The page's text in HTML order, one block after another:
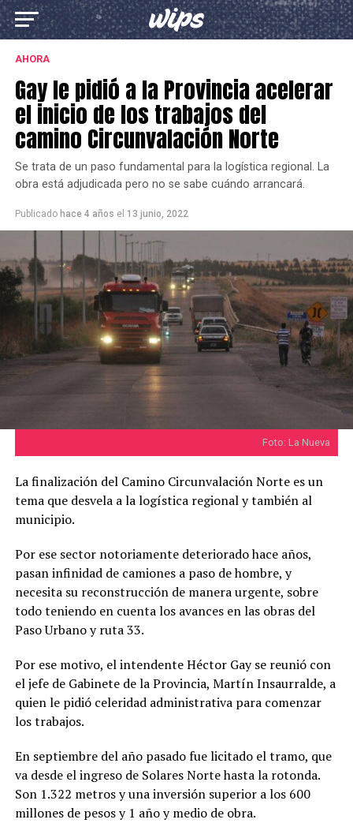
AHORA
Gay le pidió a la Provincia acelerar
el inicio de los trabajos del
camino Circunvalación Norte
Se trata de un paso fundamental para la logística regional. La
obra está adjudicada pero no se sabe cuándo arrancará.
Publicado hace 4 años el 13 junio, 2022
Foto: La Nueva
La finalización del Camino Circunvalación Norte es un
tema que desvela a la logística regional y también al
municipio.
Por ese sector notoriamente deteriorado hace años,
pasan infinidad de camiones a paso de hombre, y
necesita su reconstrucción de manera urgente, sobre
todo teniendo en cuenta los avances en las obras del
Paso Urbano y ruta 33.
Por ese motivo, el intendente Héctor Gay se reunió con
el jefe de Gabinete de la Provincia, Martín Insaurralde, a
quien le pidió celeridad administrativa para comenzar
los trabajos.
En septiembre del año pasado fue licitado el tramo, que
va desde el ingreso de Solares Norte hasta la rotonda.
Son 1.322 metros y una inversión superior a los 600
millones de pesos y 1 año y medio de obra.